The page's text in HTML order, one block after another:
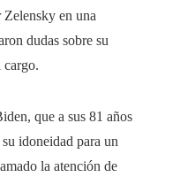
en una
dudas sobre su
cargo.
que a sus 81 años
idoneidad para un
la atención de